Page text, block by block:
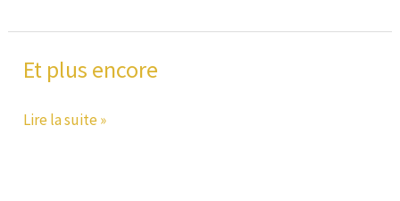
Et plus encore
Et
Lire la suite »